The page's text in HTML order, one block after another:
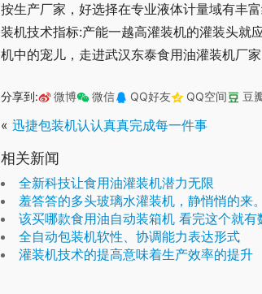
按生产厂家，好选择在专业液体计量域有丰
装机技术指标:产能一越高灌装机的灌装头就
机中的宠儿，走进武汉东泰食用油灌装机厂
分享到: 微博 微信 QQ好友 QQ空间 豆
« 迅捷包装机认认真真完成每一件事
相关新闻
全新科技让食用油灌装机潜力无限
羞答答的多头玻璃水灌装机，静悄悄的来。
该买哪款食用油自动装箱机 看完这个就有
全自动包装机软性、协调能力表达形式
灌装机技术的提高意味着生产效率的提升